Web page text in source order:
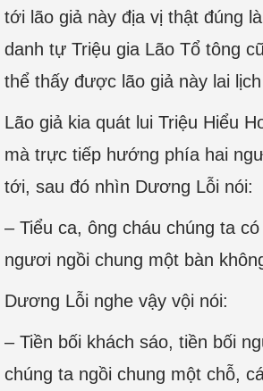
tới lão giả này địa vị thật đúng
danh tự Triệu gia Lão Tổ tông
thể thấy được lão giả này lai
Lão giả kia quát lui Triệu Hiểu
mà trực tiếp hướng phía hai
tới, sau đó nhìn Dương Lỗi nói:
– Tiểu ca, ông cháu chúng ta
ngươi ngồi chung một bàn
Dương Lỗi nghe vậy vội nói:
– Tiền bối khách sáo, tiền bối
chúng ta ngồi chung một chỗ,